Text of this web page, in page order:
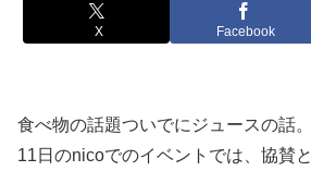
X Facebook
食べ物の話題ついでにジュースの話。
11日のnicoでのイベントでは、協賛